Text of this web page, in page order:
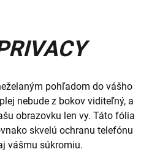
pohľadom do vášho
nebude z bokov viditeľný, a
obrazovku len vy. Táto fólia
skvelú ochranu telefónu
vášmu súkromiu.